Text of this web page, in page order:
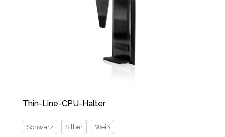
Thin-Line-CPU-Halter
Schwarz Silber Weiß